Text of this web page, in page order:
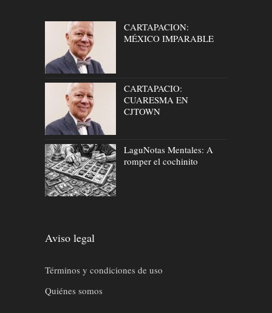
CARTAPACION:
MÉXICO IMPARABLE
CARTAPACIO:
CUARESMA EN
CJTOWN
LaguNotas Mentales: A
romper el cochinito
Aviso legal
Términos y condiciones de uso
Quiénes somos